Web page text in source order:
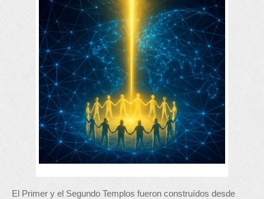
El Primer y el Segundo Templos fueron construídos desde